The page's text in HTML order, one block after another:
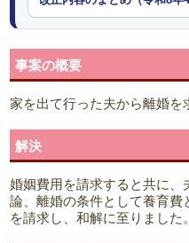
事案の概要
家を出て行った夫から離婚を
解決
婚姻費用を請求すると共に、
論、離婚の条件として養育費
を請求し、和解に至りました。